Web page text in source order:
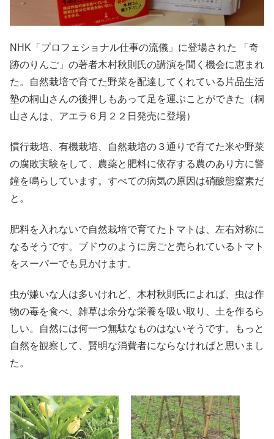
NHK「プロフェショナル仕事の流儀」に登場された 「奇
跡のりんご」の著者木村秋則氏の講演を聞く機会に恵まれ
た。自然栽培で育てた野菜を配達してくれている片品生活
塾の桐山さんの後押しもあって足を運ぶことができた（桐
山さんは、アエラ６月２２日発売に登場）
慣行栽培、有機栽培、自然栽培の３通りで育てた米や野菜
の腐敗実験をして、農薬と肥料に依存する農のあり方に警
鐘を鳴らしています。すべての病気の原因は硝酸態窒素だ
と。
肥料を入れないで自然栽培で育てたトマトは、左右対称に
なるそうです。ブドウのように房ごと売られているトマト
をスーパーでも見かけます。
虫が嫌いな人は多いけれど、木村秋則氏によれば、虫は作
物の毒を食べ、雑草は余分な栄養を吸い取り、土を作るら
しい。自然には何一つ無駄なものはないそうです。もっと
自然を観察して、賢明な消費者にならなければと思いまし
た。